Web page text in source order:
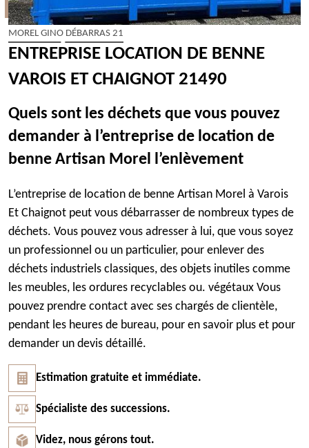
MOREL GINO DÉBARRAS 21
ENTREPRISE LOCATION DE BENNE
VAROIS ET CHAIGNOT 21490
Quels sont les déchets que vous pouvez
demander à l’entreprise de location de
benne Artisan Morel l’enlèvement
L’entreprise de location de benne Artisan Morel à Varois
Et Chaignot peut vous débarrasser de nombreux types de
déchets. Vous pouvez vous adresser à lui, que vous soyez
un professionnel ou un particulier, pour enlever des
déchets industriels classiques, des objets inutiles comme
les meubles, les ordures recyclables ou. végétaux Vous
pouvez prendre contact avec ses chargés de clientèle,
pendant les heures de bureau, pour en savoir plus et pour
demander un devis détaillé.
Estimation gratuite et immédiate.
Spécialiste des successions.
Videz, nous gérons tout.